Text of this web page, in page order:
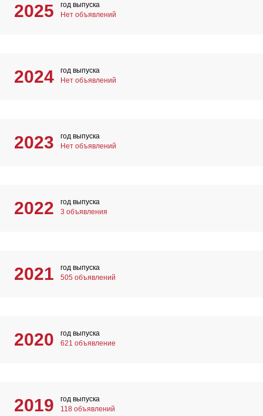
2025
год выпуска
Нет объявлений
2024
год выпуска
Нет объявлений
2023
год выпуска
Нет объявлений
2022
год выпуска
3 объявления
2021
год выпуска
505 объявлений
2020
год выпуска
621 объявление
2019
год выпуска
118 объявлений